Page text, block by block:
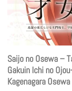
Saijo no Osewa –
Gakuin Ichi no
Kagenagara